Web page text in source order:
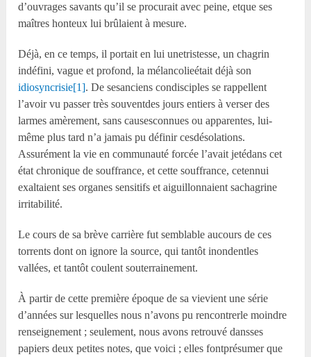
d’ouvrages savants qu’il se procurait avec peine, etque ses
maîtres honteux lui brûlaient à mesure.
Déjà, en ce temps, il portait en lui unetristesse, un chagrin
indéfini, vague et profond, la mélancolieétait déjà son
idiosyncrisie[1]. De sesanciens condisciples se rappellent
l’avoir vu passer très souventdes jours entiers à verser des
larmes amèrement, sans causesconnues ou apparentes, lui-
même plus tard n’a jamais pu définir cesdésolations.
Assurément la vie en communauté forcée l’avait jetédans cet
état chronique de souffrance, et cette souffrance, cetennui
exaltaient ses organes sensitifs et aiguillonnaient sachagrine
irritabilité.
Le cours de sa brève carrière fut semblable aucours de ces
torrents dont on ignore la source, qui tantôt inondentles
vallées, et tantôt coulent souterrainement.
À partir de cette première époque de sa vievient une série
d’années sur lesquelles nous n’avons pu rencontrerle moindre
renseignement ; seulement, nous avons retrouvé dansses
papiers deux petites notes, que voici ; elles fontprésumer que